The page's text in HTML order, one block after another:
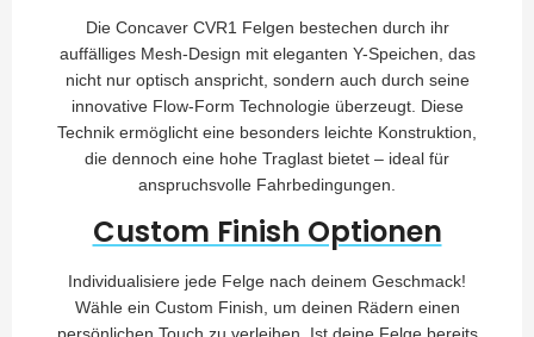
Die Concaver CVR1 Felgen bestechen durch ihr
auffälliges Mesh-Design mit eleganten Y-Speichen, das
nicht nur optisch anspricht, sondern auch durch seine
innovative Flow-Form Technologie überzeugt. Diese
Technik ermöglicht eine besonders leichte Konstruktion,
die dennoch eine hohe Traglast bietet – ideal für
anspruchsvolle Fahrbedingungen.
Custom Finish Optionen
Individualisiere jede Felge nach deinem Geschmack!
Wähle ein Custom Finish, um deinen Rädern einen